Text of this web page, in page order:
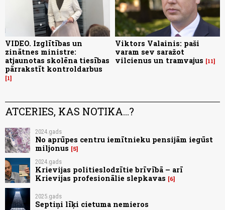
VIDEO. Izglītības un
zinātnes ministre:
atjaunotas skolēna tiesības
pārrakstīt kontroldarbus
1
Viktors Valainis: paši
varam sev saražot
vilcienus un tramvajus
11
ATCERIES, KAS NOTIKA...?
2024.gads
No aprūpes centru iemītnieku pensijām iegūst
miljonus
5
2024.gads
Krievijas politieslodzītie brīvībā – arī
Krievijas profesionālie slepkavas
6
2025.gads
Septiņi līķi cietuma nemieros